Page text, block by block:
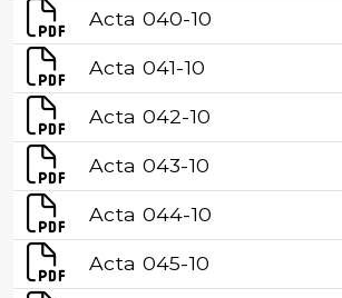
Acta 040-10
Acta 041-10
Acta 042-10
Acta 043-10
Acta 044-10
Acta 045-10